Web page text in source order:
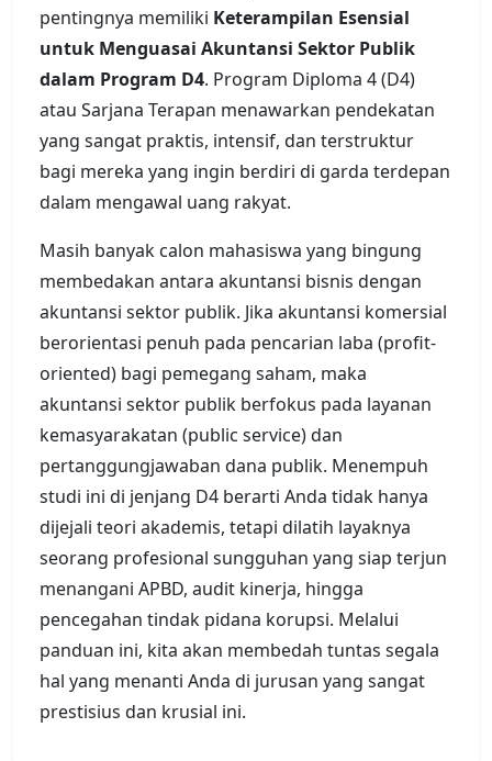
pentingnya memiliki Keterampilan Esensial
untuk Menguasai Akuntansi Sektor Publik
dalam Program D4. Program Diploma 4 (D4)
atau Sarjana Terapan menawarkan pendekatan
yang sangat praktis, intensif, dan terstruktur
bagi mereka yang ingin berdiri di garda terdepan
dalam mengawal uang rakyat.
Masih banyak calon mahasiswa yang bingung
membedakan antara akuntansi bisnis dengan
akuntansi sektor publik. Jika akuntansi komersial
berorientasi penuh pada pencarian laba (profit-
oriented) bagi pemegang saham, maka
akuntansi sektor publik berfokus pada layanan
kemasyarakatan (public service) dan
pertanggungjawaban dana publik. Menempuh
studi ini di jenjang D4 berarti Anda tidak hanya
dijejali teori akademis, tetapi dilatih layaknya
seorang profesional sungguhan yang siap terjun
menangani APBD, audit kinerja, hingga
pencegahan tindak pidana korupsi. Melalui
panduan ini, kita akan membedah tuntas segala
hal yang menanti Anda di jurusan yang sangat
prestisius dan krusial ini.